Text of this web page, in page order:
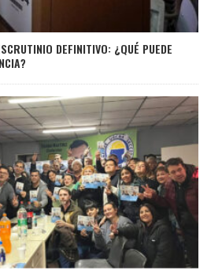
DEFINITIVO: ¿QUÉ PUEDE